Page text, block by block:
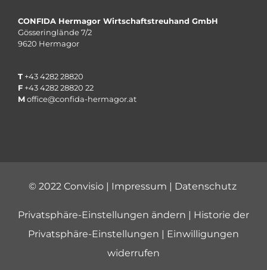
CONFIDA Hermagor Wirtschaftstreuhand GmbH
Gösseringlände 7/2
9620 Hermagor
T +43 4282 28820
F +43 4282 28820 22
Moffice@confida-hermagor.at
© 2022 Convisio | Impressum Datenschutz
Privatsphäre-Einstellungen ändern
Historie der
Privatsphäre-Einstellungen
Einwilligungen
widerrufen